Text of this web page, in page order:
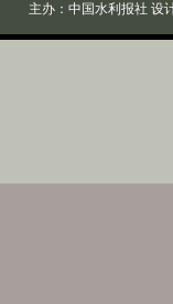
主办： 中国水利报社 设